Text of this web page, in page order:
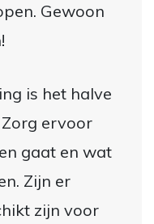
Gewoon
is het halve
ervoor
gaat en wat
Zijn er
zijn voor